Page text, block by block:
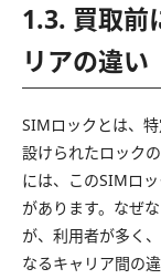
1.3. 買取前
リアの違い
SIMロックとは、
設けられたロック
には、このSIMロ
があります。なぜ
が、利用者が多く
なるキャリア間の